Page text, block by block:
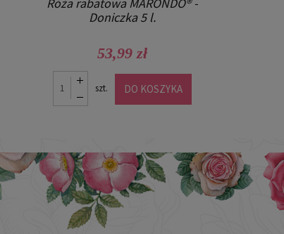
Doniczka 2 l.
39,99 zł
POWIADOM O DOSTĘPNOŚCI